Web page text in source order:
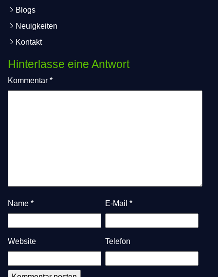
Blogs
Neuigkeiten
Kontakt
Hinterlasse eine Antwort
Kommentar *
Name * E-Mail *
Website Telefon